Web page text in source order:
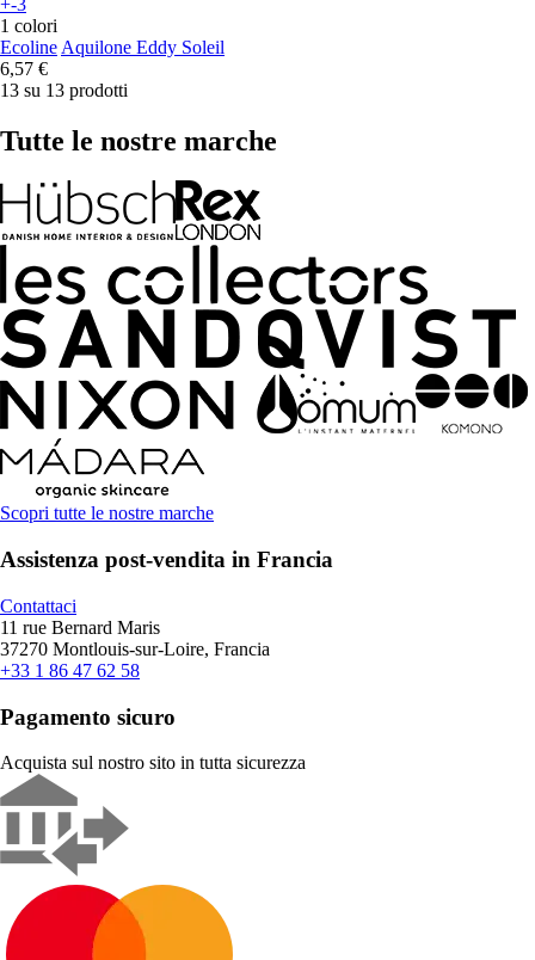
1 colori
Ecoline Aquilone Eddy Soleil
6,57 €
13 su 13 prodotti
Tutte le nostre marche
Scopri tutte le nostre marche
Assistenza post-vendita in Francia
Contattaci
11 rue Bernard Maris
37270 Montlouis-sur-Loire, Francia
+33 1 86 47 62 58
Pagamento sicuro
Acquista sul nostro sito in tutta sicurezza